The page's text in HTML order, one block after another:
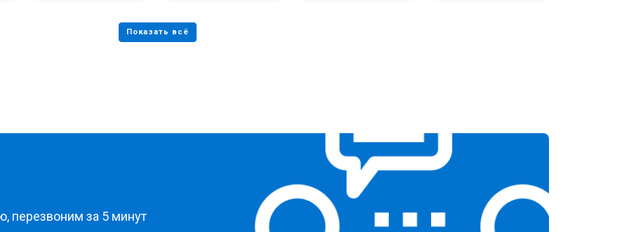
перезвоним за 5 минут